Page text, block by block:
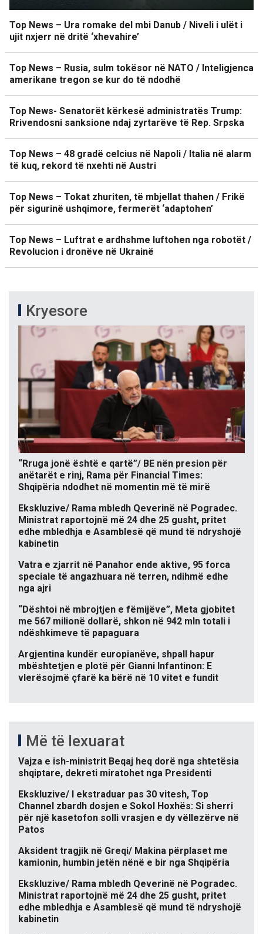
Top News – Ura romake del mbi Danub / Niveli i ulët i
ujit nxjerr në dritë ‘xhevahire’
Top News – Rusia, sulm tokësor në NATO / Inteligjenca
amerikane tregon se kur do të ndodhë
Top News- Senatorët kërkesë administratës Trump:
Rrivendosni sanksione ndaj zyrtarëve të Rep. Srpska
Top News – 48 gradë celcius në Napoli / Italia në alarm
të kuq, rekord të nxehti në Austri
Top News – Tokat zhuriten, të mbjellat thahen / Frikë
për sigurinë ushqimore, fermerët ‘adaptohen’
Top News – Luftrat e ardhshme luftohen nga robotët /
Revolucion i dronëve në Ukrainë
Kryesore
“Rruga jonë është e qartë”/ BE nën presion për
anëtarët e rinj, Rama për Financial Times:
Shqipëria ndodhet në momentin më të mirë
Ekskluzive/ Rama mbledh Qeverinë në Pogradec.
Ministrat raportojnë më 24 dhe 25 gusht, pritet
edhe mbledhja e Asamblesë që mund të ndryshojë
kabinetin
Vatra e zjarrit në Panahor ende aktive, 95 forca
speciale të angazhuara në terren, ndihmë edhe
nga ajri
“Dështoi në mbrojtjen e fëmijëve”, Meta gjobitet
me 567 milionë dollarë, shkon në 942 mln totali i
ndëshkimeve të papaguara
Argjentina kundër europianëve, shpall hapur
mbështetjen e plotë për Gianni Infantinon: E
vlerësojmë çfarë ka bërë në 10 vitet e fundit
Më të lexuarat
Vajza e ish-ministrit Beqaj heq dorë nga shtetësia
shqiptare, dekreti miratohet nga Presidenti
Ekskluzive/ I ekstraduar pas 30 vitesh, Top
Channel zbardh dosjen e Sokol Hoxhës: Si sherri
për një kasetofon solli vrasjen e dy vëllezërve në
Patos
Aksident tragjik në Greqi/ Makina përplaset me
kamionin, humbin jetën nënë e bir nga Shqipëria
Ekskluzive/ Rama mbledh Qeverinë në Pogradec.
Ministrat raportojnë më 24 dhe 25 gusht, pritet
edhe mbledhja e Asamblesë që mund të ndryshojë
kabinetin